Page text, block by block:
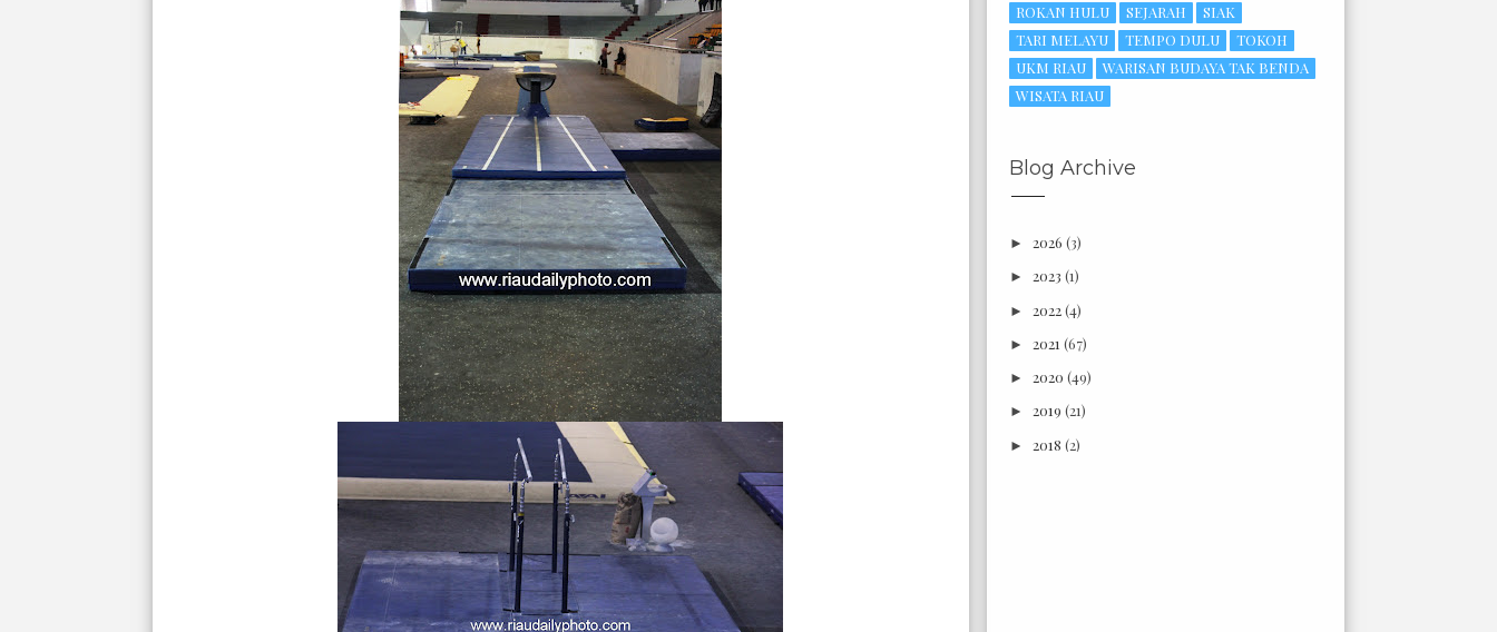
ROKAN HULU
SEJARAH
SIAK
TARI MELAYU
TEMPO DULU
TOKOH
UKM RIAU
WARISAN BUDAYA TAK BENDA
WISATA RIAU
Blog Archive
► 2026 (3)
► 2023 (1)
► 2022(4)
► 2021 (67)
► 2020 (49)
► 2019 (21)
► 2018 (2)